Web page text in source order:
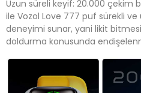
Uzun süreli keyif: 20.000 çekim
ile Vozol Love 777 puf sürekli
deneyimi sunar, yani likit
doldurma konusunda